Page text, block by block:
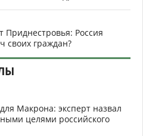
Приднестровья: Россия
своих граждан?
Макрона: эксперт назвал
целями российского